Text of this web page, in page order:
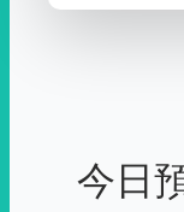
今日